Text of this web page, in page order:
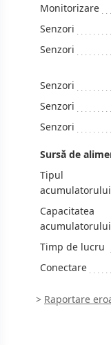
Monitorizare
Senzori
Senzori
Senzori
Senzori
Senzori
Sursă de
Tipul
acumulatorului
Capacitatea
acumulatorului
Timp de lucru
Conectare
> Raportare